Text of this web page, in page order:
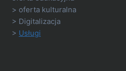
> oferta kulturalna
> Digitalizacja
> Usługi